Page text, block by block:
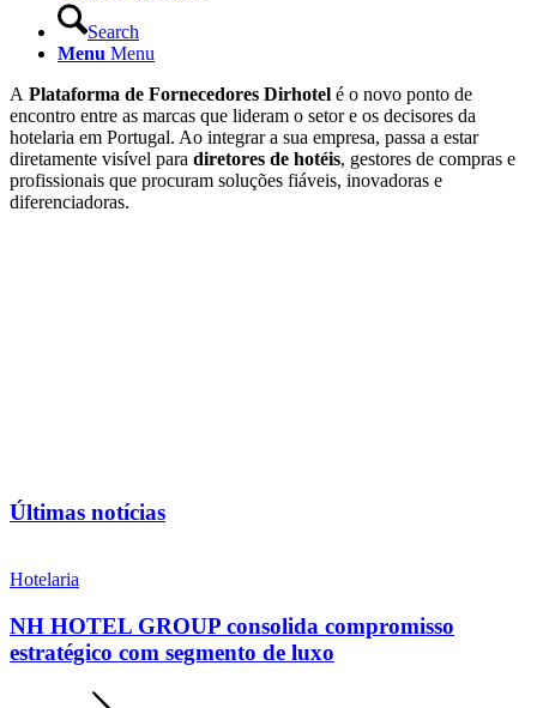
Search
Menu Menu
A Plataforma de Fornecedores Dirhotel é o novo ponto de
encontro entre as marcas que lideram o setor e os decisores da
hotelaria em Portugal. Ao integrar a sua empresa, passa a estar
diretamente visível para diretores de hotéis, gestores de compras e
profissionais que procuram soluções fiáveis, inovadoras e
diferenciadoras.
Últimas notícias
Hotelaria
NH HOTEL GROUP consolida compromisso
estratégico com segmento de luxo